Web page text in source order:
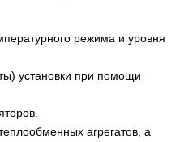
STD
STP
STX
режима и уровня
установки при помощи
агрегатов, а